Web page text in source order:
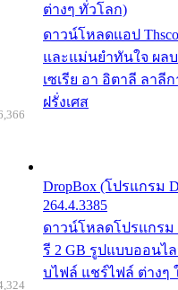
ต่างๆ ทั่วโลก)
ดาวน์โหลดแอป
และแม่นยำทันใจ ผล
เซเรีย อา อิตาลี ลาลี
ฝรั่งเศส
DropBox (โปรแกรม
264.4.3385
ดาวน์โหลดโปรแกรม
รี 2 GB รูปแบบออนไ
บไฟล์ แชร์ไฟล์ ต่างๆ